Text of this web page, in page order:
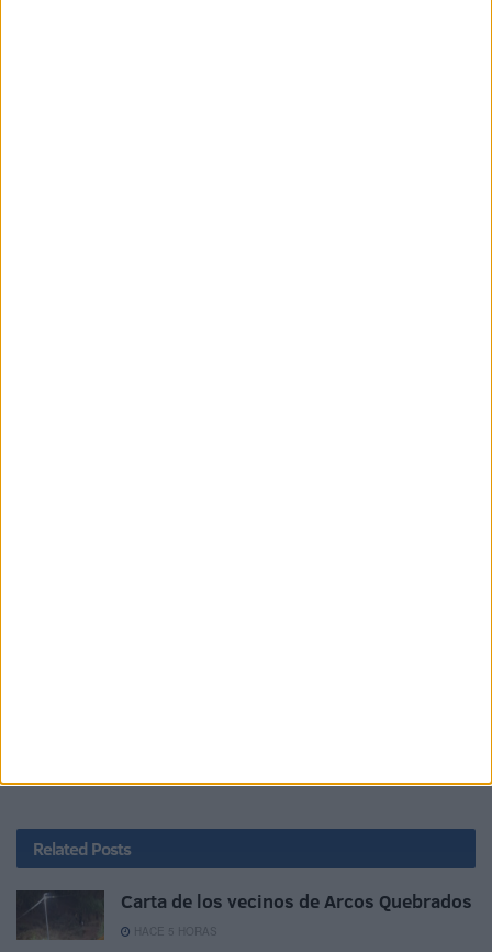
Related Posts
Carta de los vecinos de Arcos Quebrados
HACE 5 HORAS